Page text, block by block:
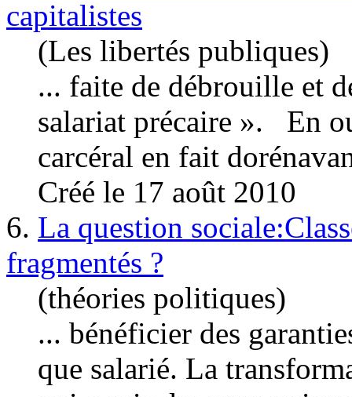
capitalistes
(Les libertés publiques)
... faite de débrouille et
salariat précaire ». En
carcéral en fait
Créé le 17 août 2010
6. La question
fragmentés ?
(théories politiques)
... bénéficier des
que salarié. La